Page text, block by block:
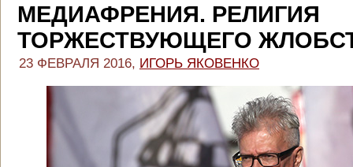
МЕДИАФРЕНИЯ. РЕЛИГИЯ
ТОРЖЕСТВУЮЩЕГО
23 ФЕВРАЛЯ 2016, ИГОРЬ ЯКОВЕНКО